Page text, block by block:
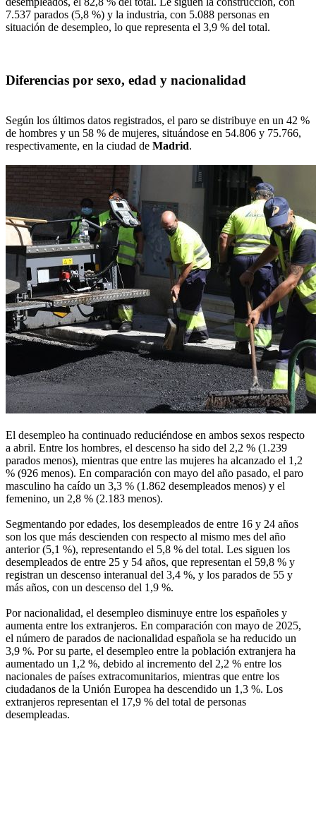
7.537 parados (5,8 %) y la industria, con 5.088 personas en
situación de desempleo, lo que representa el 3,9 % del total.
Diferencias por sexo, edad y nacionalidad
Según los últimos datos registrados, el paro se distribuye en un 42 %
de hombres y un 58 % de mujeres, situándose en 54.806 y 75.766,
respectivamente, en la ciudad de Madrid.
El desempleo ha continuado reduciéndose en ambos sexos respecto
a abril. Entre los hombres, el descenso ha sido del 2,2 % (1.239
parados menos), mientras que entre las mujeres ha alcanzado el 1,2
% (926 menos). En comparación con mayo del año pasado, el paro
masculino ha caído un 3,3 % (1.862 desempleados menos) y el
femenino, un 2,8 % (2.183 menos).
Segmentando por edades, los desempleados de entre 16 y 24 años
son los que más descienden con respecto al mismo mes del año
anterior (5,1 %), representando el 5,8 % del total. Les siguen los
desempleados de entre 25 y 54 años, que representan el 59,8 % y
registran un descenso interanual del 3,4 %, y los parados de 55 y
más años, con un descenso del 1,9 %.
Por nacionalidad, el desempleo disminuye entre los españoles y
aumenta entre los extranjeros. En comparación con mayo de 2025,
el número de parados de nacionalidad española se ha reducido un
3,9 %. Por su parte, el desempleo entre la población extranjera ha
aumentado un 1,2 %, debido al incremento del 2,2 % entre los
nacionales de países extracomunitarios, mientras que entre los
ciudadanos de la Unión Europea ha descendido un 1,3 %. Los
extranjeros representan el 17,9 % del total de personas
desempleadas.